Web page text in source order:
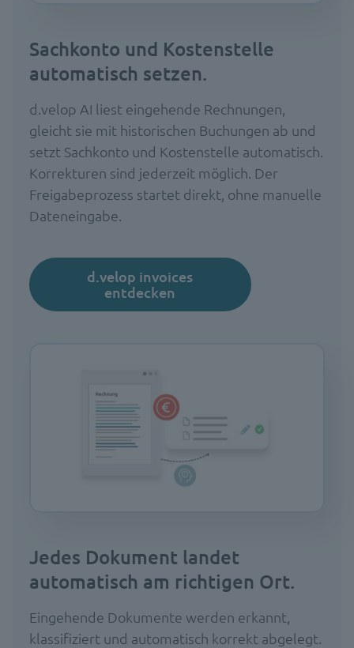
Sachkonto und Kostenstelle
automatisch setzen.
d.velop AI liest eingehende Rechnungen,
gleicht sie mit historischen Buchungen ab und
setzt Sachkonto und Kostenstelle automatisch.
Korrekturen sind jederzeit möglich. Der
Freigabeprozess startet direkt, ohne manuelle
Dateneingabe.
d.velop invoices
entdecken
Jedes Dokument landet
automatisch am richtigen Ort.
Eingehende Dokumente werden erkannt,
klassifiziert und automatisch korrekt abgelegt.